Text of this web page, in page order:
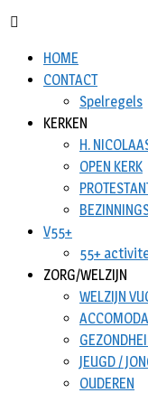
HOME
CONTACT
Spelregels
KERKEN
H.
OPEN KERK
V55+
55+
ZORG/WELZIJN
WELZIJN
JEUGD /
OUDEREN